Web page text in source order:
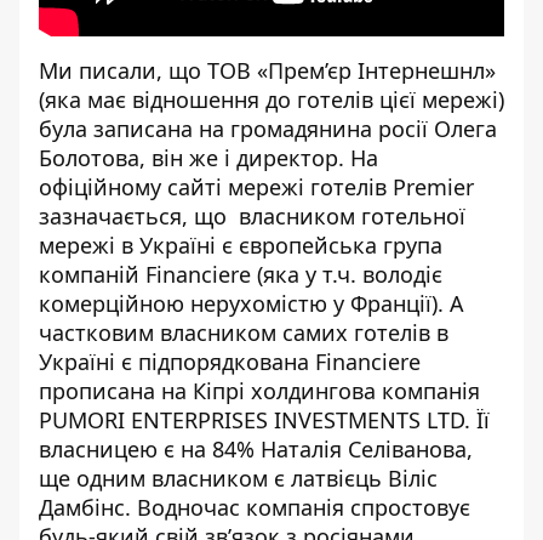
Ми писали, що ТОВ «Прем’єр Інтернешнл»
(яка має відношення до готелів цієї мережі)
була записана на громадянина росії Олега
Болотова, він же і директор. На
офіційному сайті мережі готелів Premier
зазначається, що власником готельної
мережі в Україні є європейська група
компаній Financiere (яка у т.ч. володіє
комерційною нерухомістю у Франції). А
частковим власником самих готелів в
Україні є підпорядкована Financiere
прописана на Кіпрі холдингова компанія
PUMORI ENTERPRISES INVESTMENTS LTD. Її
власницею є на 84% Наталія Селіванова,
ще одним власником є латвієць Віліс
Дамбінс. Водночас компанія спростовує